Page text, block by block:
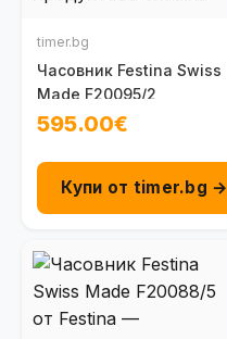
timer.bg
Часовник Festina Swiss
Made F20095/2
595.00€
Купи от timer.bg →